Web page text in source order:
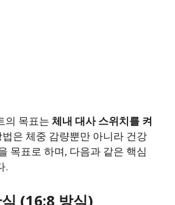
의 목표는 체내 대사 스위치를 켜
은 체중 감량뿐만 아니라 건강
목표로 하며, 다음과 같은 핵심
.
(16:8 방식)